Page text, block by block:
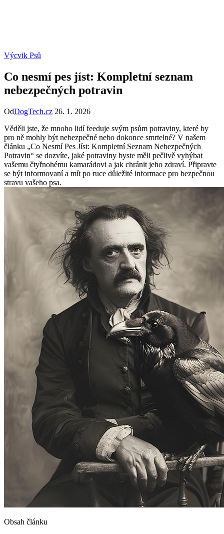
Výcvik Psů
Co nesmí pes jíst: Kompletní seznam
nebezpečných potravin
OdDogTech.cz 26. 1. 2026
Věděli jste, že mnoho lidí feeduje svým psům potraviny, které by
pro ně mohly být nebezpečné nebo dokonce smrtelné? V našem
článku „Co Nesmí Pes Jíst: Kompletní Seznam Nebezpečných
Potravin“ se dozvíte, jaké potraviny byste měli pečlivě vyhýbat
vašemu čtyřnohému kamarádovi a jak chránit jeho zdraví. Připravte
se být informovaní a mít po ruce důležité informace pro bezpečnou
stravu vašeho psa.
Obsah článku